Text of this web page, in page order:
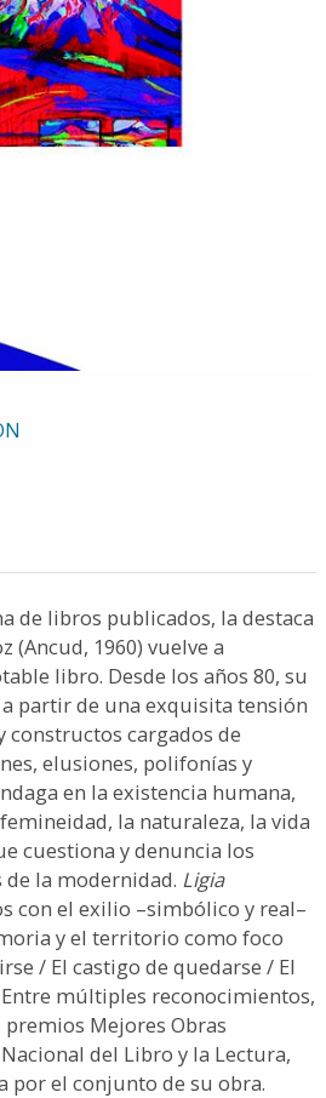
de libros publicados, la destaca
(Ancud, 1960) vuelve a
libro. Desde los años 80, su
partir de una exquisita tensión
constructos cargados de
elusiones, polifonías y
en la existencia humana,
la naturaleza, la vida
cuestiona y denuncia los
de la modernidad. Ligia
con el exilio –simbólico y real–
y el territorio como foco
/ El castigo de quedarse / El
múltiples reconocimientos,
Mejores Obras
del Libro y la Lectura,
por el conjunto de su obra.